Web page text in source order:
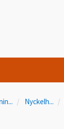
... Nyckelh...